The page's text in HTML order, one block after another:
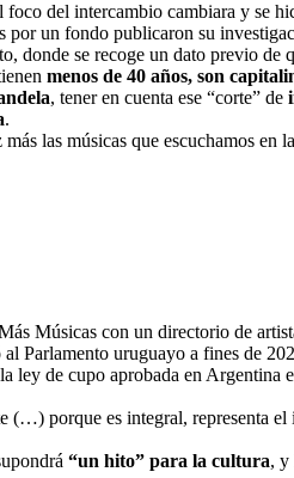
del intercambio cambiara y se
por un fondo publicaron su
donde se recoge un dato previo de
menos de 40 años, son
, tener en cuenta ese “corte” de
.
las músicas que escuchamos
Músicas con un directorio de
Parlamento uruguayo a fines de
ley de cupo aprobada en
(…) porque es integral, representa
“un hito” para la cultura, y